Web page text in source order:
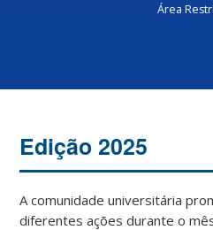
Área
Edição 2025
A comunidade universitária
diferentes ações durante o